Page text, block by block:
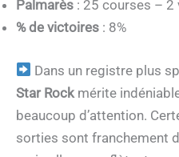
Palmarès : 25 courses – 2
% de victoires : 8%
Dans un registre plus
Star Rock mérite
beaucoup d’attention.
sorties sont franchement